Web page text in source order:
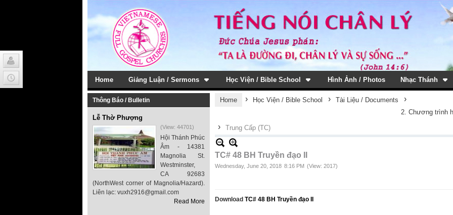
Home Giảng Luận / Sermons Học Viện / Bible School Hình Ảnh / Photos Nhạc Thánh
Thông Báo / Bulletin
Lễ Thờ Phượng
(View: 44701)
Hội Thánh Phúc
Âm - 14381
Magnolia St.
Westminster,
CA 92683
(NorthWest corner of Magnolia/Hazard).
Liên lạc: vuxh2916@gmail.com
Read More
Home › Học Viện / Bible School › Tài Liệu / Documents ›
2. Chương trình
› Trung Cấp (TC)
TC# 48 BH Truyền đạo II
Wednesday, June 20, 2018 8:16 PM (View: 2017)
Download TC# 48 BH Truyền đạo II